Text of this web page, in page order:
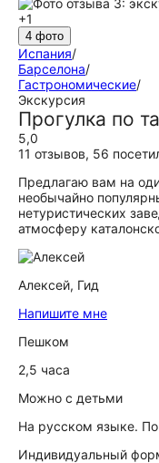
+1
4 фото
Испания/
Барселона/
Гастрономические/
Экскурсия
Прогулка по
5,0
11 отзывов, 56
Предлагаю вам на
необычайно
нетуристических
атмосферу
Алексей, Гид
Напишите мне
Пешком
2,5 часа
Можно с детьми
На русском языке.
Индивидуальный